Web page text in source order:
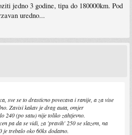
jedno 3 godine, tipa do 180000km. Pod
uredno...
sve se to drasticno povecava i ranije, a za vise
Zavisi kakav je drag auta, omjer
240 (po satu) nije toliko zahtjevno.
pa da se vidi, za 'pravih' 250 se slazem, na
je trebalo oko 60ks dodatno.